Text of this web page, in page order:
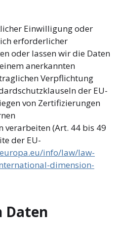
Einwilligung oder
erforderlicher
oder lassen wir die Daten
anerkannten
Verpflichtung
der EU-
von Zertifizierungen
verarbeiten (Art. 44 bis 49
der EU-
info/law/law-
dimension-
Daten